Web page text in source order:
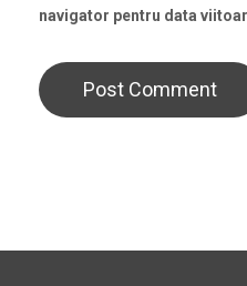
navigator pentru data